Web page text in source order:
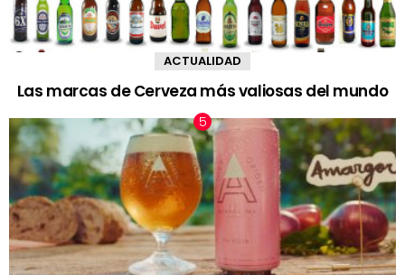
ACTUALIDAD
Las marcas de Cerveza más valiosas del mundo